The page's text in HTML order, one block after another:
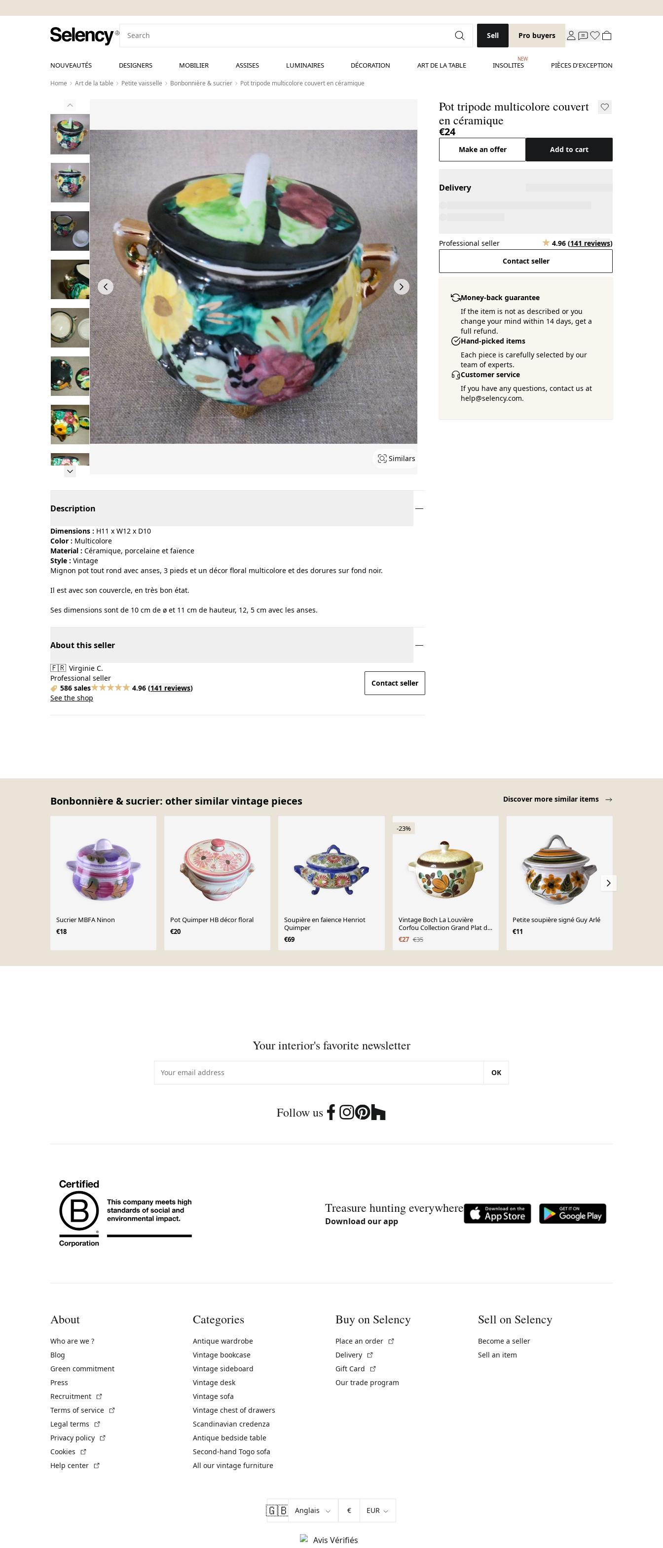
Sell Pro buyers
NOUVEAUTÉS DESIGNERS MOBILIER ASSISES LUMINAIRES DÉCORATION ART DE LA TABLE INSOLITES
NEW
PIÈCES D'EXCEPTION
Home Art de la table Petite vaisselle Bonbonnière & sucrier Pot tripode multicolore couvert en céramique
Similars
Pot tripode multicolore couvert
en céramique
€24
Make an offer Add to cart
Delivery
Professional seller 4.96 (141 reviews)
Contact seller
Money-back guarantee
If the item is not as described or you
change your mind within 14 days, get a
full refund.
Hand-picked items
Each piece is carefully selected by our
team of experts.
Customer service
If you have any questions, contact us at
help@selency.com.
Description
Dimensions : H11 x W12 x D10
Color :
multicolore
Material :
céramique, porcelaine et faïence
Style :
vintage
Mignon pot tout rond avec anses, 3 pieds et un décor floral multicolore et des dorures sur fond noir.
Il est avec son couvercle, en très bon état.
Ses dimensions sont de 10 cm de ø et 11 cm de hauteur, 12, 5 cm avec les anses.
About this seller
🇫🇷 Virginie C.
Professional seller
586 sales
4.96 (141 reviews)
See the shop
Contact seller
Bonbonnière & sucrier: other similar vintage pieces Discover more similar items
Sucrier MBFA Ninon
€18
Pot Quimper HB décor floral
€20
Soupière en faïence Henriot
Quimper
€69
-23%
Vintage Boch La Louvière
Corfou Collection Grand Plat de
Service Avec Couvercle
€27 €35
Petite soupière signé Guy Arlé
€11
Your interior's favorite newsletter
OK
Follow us
Treasure hunting everywhere
Download our app
About
Who are we ?
Blog
Green commitment
Press
Recruitment
Terms of service
Legal terms
Privacy policy
Cookies
Help center
Categories
Antique wardrobe
Vintage bookcase
Vintage sideboard
Vintage desk
Vintage sofa
Vintage chest of drawers
Scandinavian credenza
Antique bedside table
Second-hand Togo sofa
All our vintage furniture
Buy on Selency
Place an order
Delivery
Gift Card
Our trade program
Sell on Selency
Become a seller
Sell an item
🇬🇧 €